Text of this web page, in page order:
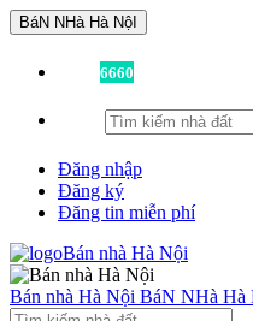
BáN NHà Hà NộI
6660
Đăng nhập
Đăng ký
Đăng tin miễn phí
Bán nhà Hà Nội BáN NHà Hà